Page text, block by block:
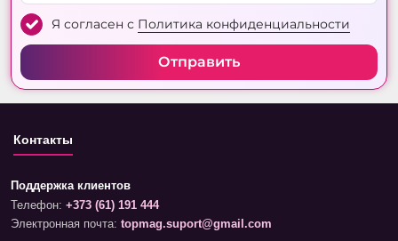
Я согласен с Политика конфиденциальности
Отправить
Контакты
Поддержка клиентов
Телефон: +373 (61) 191 444
Электронная почта: topmag.suport@gmail.com